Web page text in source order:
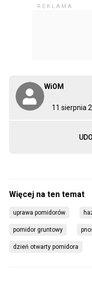
11 sierpnia
WiOM
uprawa pomidorów
pomidor gruntowy
dzień otwarty pomidora